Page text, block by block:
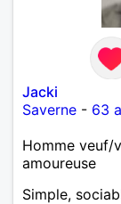
Jacki
Saverne - 63
Homme veuf/
amoureuse
Simple,